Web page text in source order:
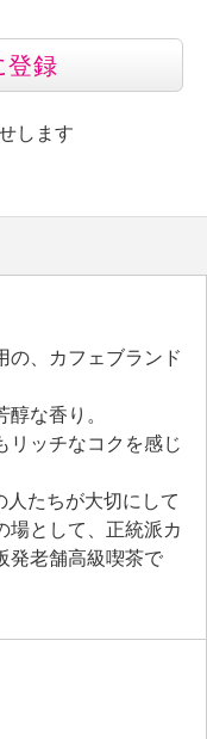
登録
します
の、カフェブランド
な香り。
リッチなコクを感じ
人たちが大切にして
場として、正統派カ
発老舗高級喫茶で